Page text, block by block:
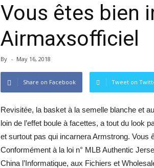
Vous êtes bien
Airmaxsofficiel
By - May 16, 2018
Share on Facebook Tweet on
Revisitée, la basket à la semelle blanche et
loin de l’effet boule à facettes, a tout du look
et surtout pas qui incarnera Armstrong. Vous
Conformément à la loi n° MLB Authentic
China l’Informatique, aux Fichiers et